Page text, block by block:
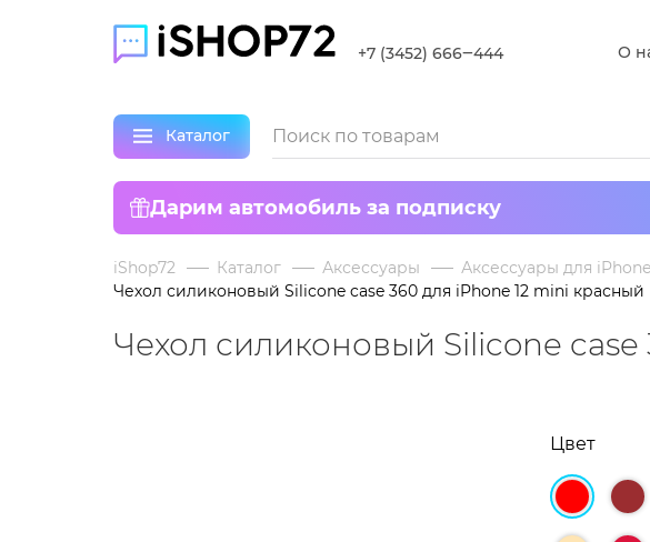
+7 (3452) 666‒444 О
Каталог
Дарим автомобиль за подписку
iShop72 Каталог Аксессуары Аксессуары для iPhone
Чехол силиконовый Silicone case 360 для iPhone 12 mini красный
Чехол силиконовый Silicone
Цвет